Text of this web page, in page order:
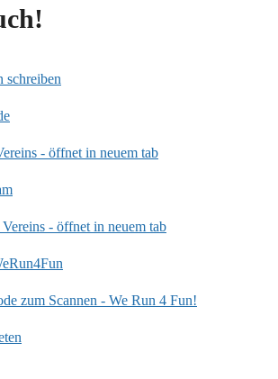
schreiben
- öffnet in neuem tab
- öffnet in neuem tab